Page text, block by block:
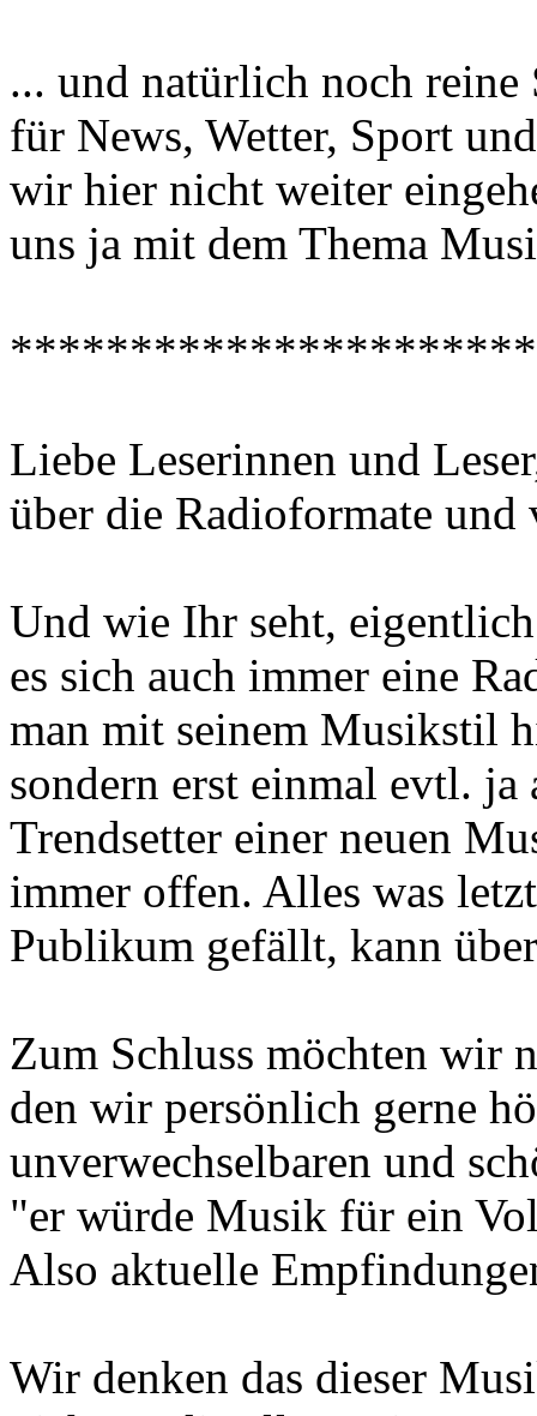
... und natürlich noch reine
für News, Wetter, Sport
wir hier nicht weiter
uns ja mit dem Thema
Liebe Leserinnen und
über die Radioformate und
Und wie Ihr seht,
es sich auch immer eine
man mit seinem Musikstil
sondern erst einmal evtl.
Trendsetter einer neuen
immer offen. Alles was
Publikum gefällt, kann
Zum Schluss möchten wir
den wir persönlich gerne
unverwechselbaren und
"er würde Musik für ein
Also aktuelle
Wir denken das dieser